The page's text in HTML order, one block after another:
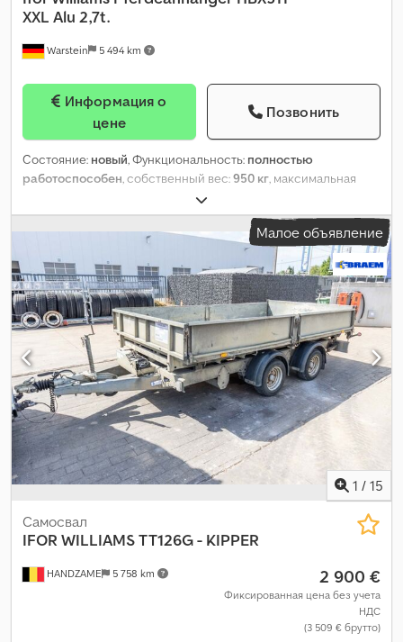
Warstein 5 494 km
XXL Alu 2,7t.
цене
Позвонить
Состояние: новый, Функциональность: полностью
работоспособен , собственный вес:950 кг , максимальная
, общий вес:
осей:2 оси, длина грузового отсека:3 630 мм, ширина
пространства для загрузки:1 790 мм
, высота грузового
параболическая рессорная
пластина, размер шины:165R13C, цвет:красный, тормоз
прицепа:прицеп с тормозами,
Малое объявление
1 / 15
HANDZAME 5 758 km
Самосвал
IFOR WILLIAMSTT126G - KIPPER
2 900 €
Фиксированная цена без учета
НДС
(3 509 € брутто)